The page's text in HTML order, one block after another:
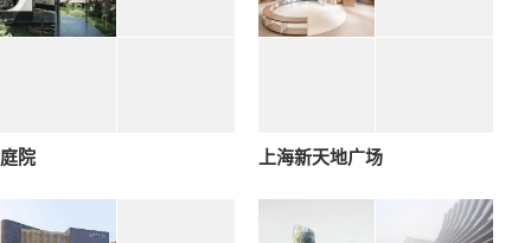
庭院 上海新天地广场